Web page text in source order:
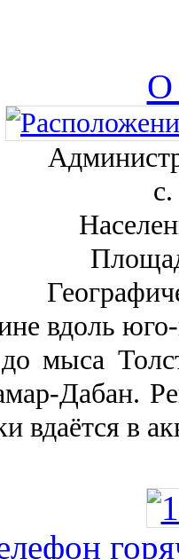
О
вдоль
мыса
Дабан.
вда­ётся в